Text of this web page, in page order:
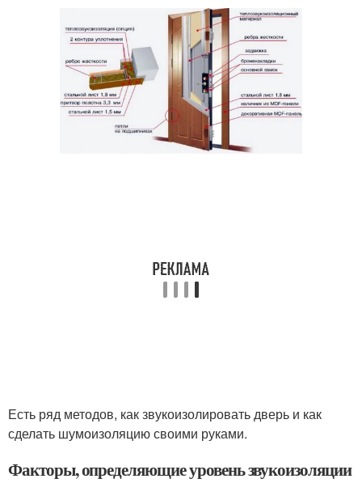
Есть ряд методов, как звукоизолировать дверь и как
сделать шумоизоляцию своими руками.
Факторы, определяющие уровень звукоизоляции